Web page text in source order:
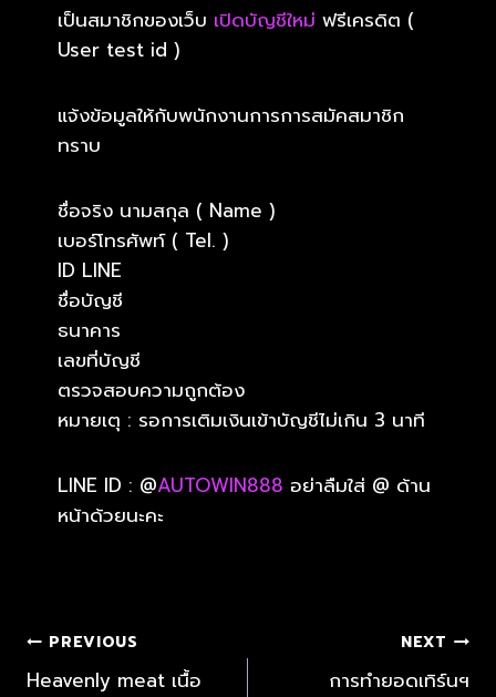
เป็นสมาชิกของเว็บ เปิดบัญชีใหม่ ฟรีเครดิต (
User test id )
แจ้งข้อมูลให้กับพนักงานการการสมัคสมาชิก
ทราบ
ชื่อจริง นามสกุล ( Name )
เบอร์โทรศัพท์ ( Tel. )
ID LINE
ชื่อบัญชี
ธนาคาร
เลขที่บัญชี
ตรวจสอบความถูกต้อง
หมายเตุ : รอการเติมเงินเข้าบัญชีไม่เกิน 3 นาที
LINE ID : @AUTOWIN888 อย่าลืมใส่ @ ด้าน
หน้าด้วยนะคะ
PREVIOUS
Heavenly meat เนื้อ
NEXT
การทำยอดเทิร์นฯ